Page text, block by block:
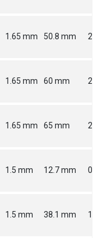
1.65 mm 50.8 mm 2
1.65 mm 60 mm
1.65 mm 65 mm
1.5 mm 12.7 mm
1.5 mm 38.1 mm